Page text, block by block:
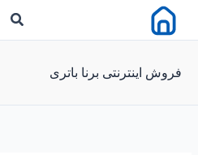
فروش اینترنتی برنا باتری